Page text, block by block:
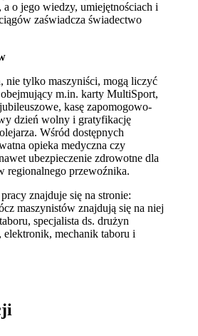
a o jego wiedzy, umiejętnościach i
zaświadcza świadectwo
nie tylko maszyniści, mogą liczyć
m.in. karty MultiSport,
kasę zapomogowo-
dzień wolny i gratyfikację
Wśród dostępnych
opieka medyczna czy
ubezpieczenie zdrowotne dla
przewoźnika.
znajduje się na stronie:
maszynistów znajdują się na niej
specjalista ds. drużyn
mechanik taboru i